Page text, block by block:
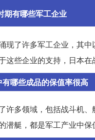
期有哪些军工企业
现了许多军工企业，其
这些企业的支持，日本在
哪些成品的保值率很高
许多领域，包括战斗机
潜艇，都是军工产业中保